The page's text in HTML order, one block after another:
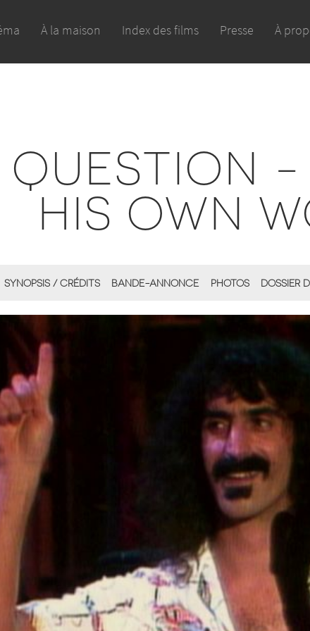
À la maison Index des films Presse À
HIS OWN
SYNOPSIS / CRÉDITS BANDE-ANNONCE PHOTOS DOSSIER